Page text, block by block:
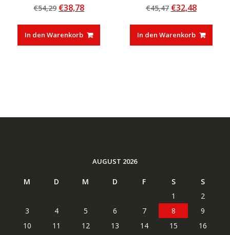
€54,29 Ursprünglicher
war:
€54,29
€38,78Aktueller
ist:
€38,78.
In den Warenkorb
€45,47 Ursprünglicher
war:
€45,47
€32,48
ist:
€32,48.
In den Warenkorb
AUGUST 2026
M D M D F S
S
1
2
3
4 5 6 7 8
9
10
11 12 13 14 15
16